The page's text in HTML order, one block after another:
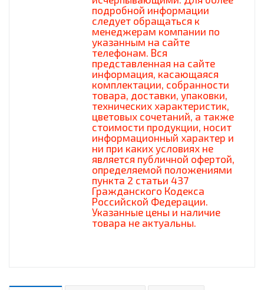
подробной информации
следует обращаться к
менеджерам компании по
указанным на сайте
телефонам. Вся
представленная на сайте
информация, касающаяся
комплектации, собранности
товара, доставки, упаковки,
технических характеристик,
цветовых сочетаний, а также
стоимости продукции, носит
информационный характер и
ни при каких условиях не
является публичной офертой,
определяемой положениями
пункта 2 статьи 437
Гражданского Кодекса
Российской Федерации.
Указанные цены и наличие
товара не актуальны.